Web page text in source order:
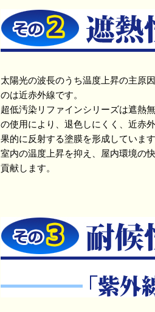
太陽光の波長のうち温度上昇の主原
のは近赤外線です。
超低汚染リファインシリーズは遮熱
の使用により、退色しにくく、近赤
果的に反射する塗膜を形成しています
室内の温度上昇を抑え、屋内環境の
貢献します。